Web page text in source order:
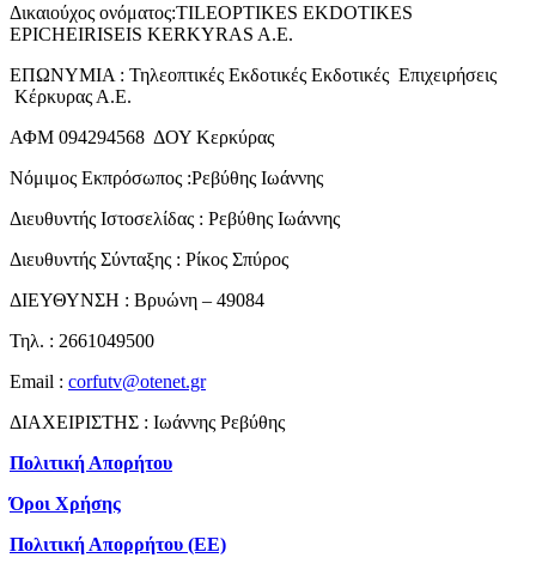
Δικαιούχος ονόματος:TILEOPTIKES EKDOTIKES
EPICHEIRISEIS KERKYRAS A.E.
ΕΠΩΝΥΜΙΑ : Τηλεοπτικές Εκδοτικές Εκδοτικές Επιχειρήσεις
Κέρκυρας Α.Ε.
ΑΦΜ 094294568 ΔΟΥ Κερκύρας
Νόμιμος Εκπρόσωπος :Ρεβύθης Ιωάννης
Διευθυντής Ιστοσελίδας : Ρεβύθης Ιωάννης
Διευθυντής Σύνταξης : Ρίκος Σπύρος
ΔΙΕΥΘΥΝΣΗ : Βρυώνη – 49084
Τηλ. : 2661049500
Email : corfutv@otenet.gr
ΔΙΑΧΕΙΡΙΣΤΗΣ : Ιωάννης Ρεβύθης
Πολιτική Απορήτου
Όροι Χρήσης
Πολιτική Απορρήτου (ΕΕ)